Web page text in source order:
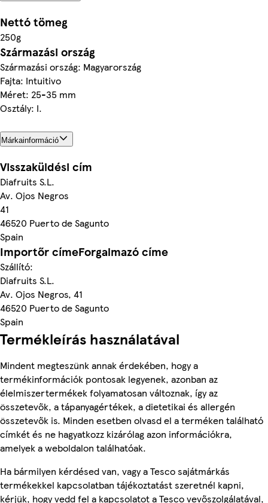
Nettó tömeg
250g
Származási ország
Származási ország: Magyarország
Fajta: Intuitivo
Méret: 25-35 mm
Osztály: I.
Márkainformáció
Visszaküldési cím
Diafruits S.L.
Av. Ojos Negros
41
46520 Puerto de Sagunto
Spain
Importőr címeForgalmazó címe
Szállító:
Diafruits S.L.
Av. Ojos Negros, 41
46520 Puerto de Sagunto
Spain
Termékleírás használatával
Mindent megteszünk annak érdekében, hogy a
termékinformációk pontosak legyenek, azonban az
élelmiszertermékek folyamatosan változnak, így az
összetevők, a tápanyagértékek, a dietetikai és allergén
összetevők is. Minden esetben olvasd el a terméken található
címkét és ne hagyatkozz kizárólag azon információkra,
amelyek a weboldalon találhatóak.
Ha bármilyen kérdésed van, vagy a Tesco sajátmárkás
termékekkel kapcsolatban tájékoztatást szeretnél kapni,
kérjük, hogy vedd fel a kapcsolatot a Tesco vevőszolgálatával,